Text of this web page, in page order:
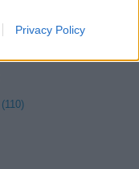
Privacy Policy